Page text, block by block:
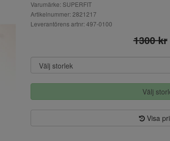
Varumärke: SUPERFIT
Artikelnummer: 2821217
Leverantörens artnr: 497-0100
1300 kr
Välj
Visa